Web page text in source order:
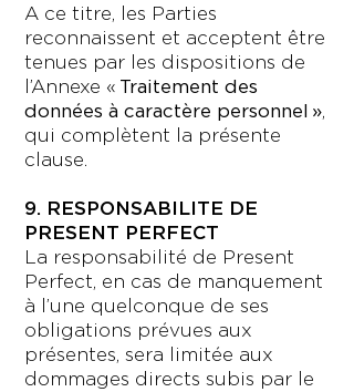
A ce titre, les Parties
reconnaissent et acceptent être
tenues par les dispositions de
l’Annexe « Traitement des
données à caractère personnel »,
qui complètent la présente
clause.
9. RESPONSABILITE DE
PRESENT PERFECT
La responsabilité de Present
Perfect, en cas de manquement
à l’une quelconque de ses
obligations prévues aux
présentes, sera limitée aux
dommages directs subis par le